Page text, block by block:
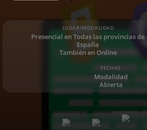
LUGAR/MODALIDAD
Presencial en Todas las provincias de
España
También en Online
FECHAS
Modalidad
Abierta